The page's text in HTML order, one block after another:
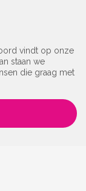
vindt op onze
staan we
die graag met